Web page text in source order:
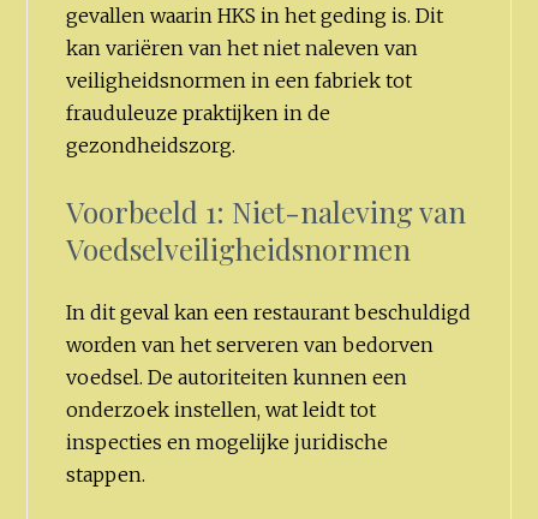
gevallen waarin HKS in het geding is. Dit
kan variëren van het niet naleven van
veiligheidsnormen in een fabriek tot
frauduleuze praktijken in de
gezondheidszorg.
Voorbeeld 1: Niet-naleving van
Voedselveiligheidsnormen
In dit geval kan een restaurant beschuldigd
worden van het serveren van bedorven
voedsel. De autoriteiten kunnen een
onderzoek instellen, wat leidt tot
inspecties en mogelijke juridische
stappen.